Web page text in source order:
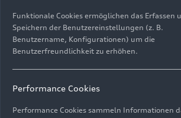
ImpressumRechtliches
Informationen zur Barrierefreiheit
Funktionale Cookies ermöglichen das Erfassen
Speichern der Benutzereinstellungen (z. B.
Benutzername, Konfigurationen) um die
Benutzerfreundlichkeit zu erhöhen.
Performance Cookies
Performance Cookies sammeln Informationen